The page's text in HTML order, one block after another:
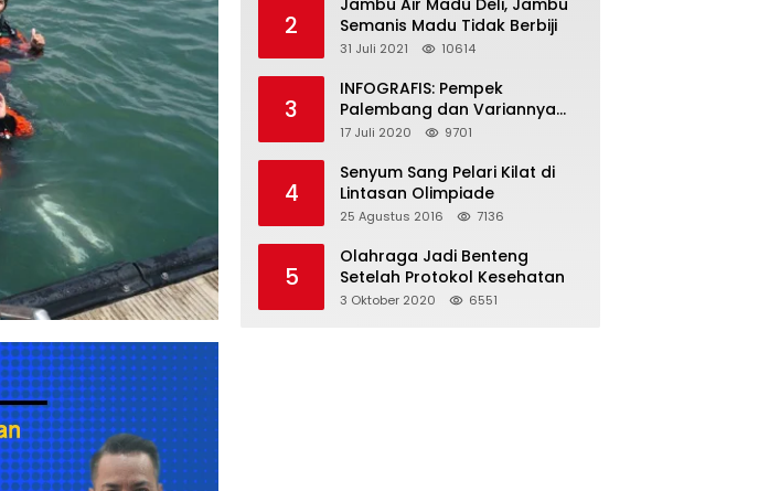
2
Jambu Air Madu Deli, Jambu
Semanis Madu Tidak Berbiji
31 Juli 2021 10614
3
INFOGRAFIS: Pempek
Palembang dan Variannya
yang Melegenda
17 Juli 2020 9701
4
Senyum Sang Pelari Kilat di
Lintasan Olimpiade
25 Agustus 2016 7136
5
Olahraga Jadi Benteng
Setelah Protokol Kesehatan
3 Oktober 2020 6551